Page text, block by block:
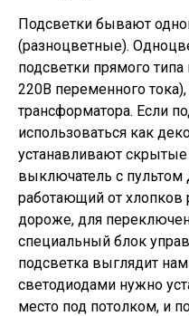
Подсветки бывают
(разноцветные).
подсветки прямого
220В переменного
трансформатора. Если
использоваться как
устанавливают
выключатель с
работающий от хлопков
дороже, для
специальный блок
подсветка выглядит
светодиодами нужно
место под потолком, и